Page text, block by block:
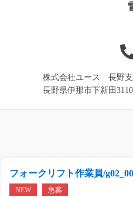
株式会社ユース 長野
長野県伊那市下新田
フォークリフト作業員/
NEW 急募